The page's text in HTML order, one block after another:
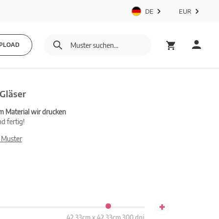
DE EUR
Material wir drucken
fertig!
+